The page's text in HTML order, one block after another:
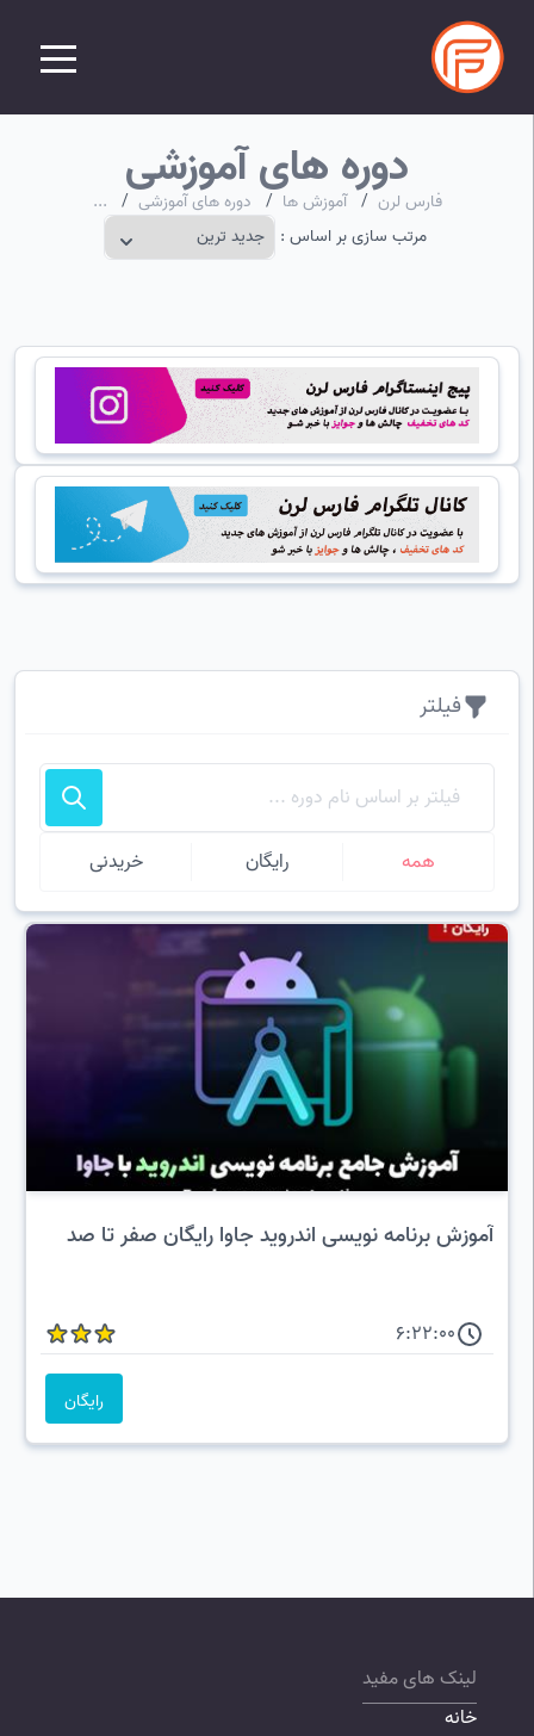
دوره های آموزشی
فارس لرن / آموزش ها / دوره های آموزشی /
...
مرتب سازی بر اساس :
فیلتر
همه رایگان خریدنی
آموزش برنامه نویسی اندروید جاوا رایگان صفر تا صد
6:22:00
رایگان
لینک های مفید
خانه